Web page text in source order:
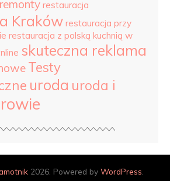
remonty restauracja
Kraków restauracja przy
restauracja z polską kuchnią w
skuteczna reklama
Testy
uroda uroda i
2026. Powered by WordPress